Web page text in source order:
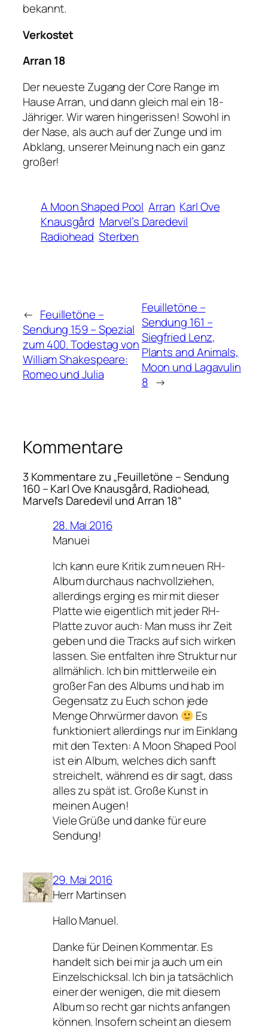
bekannt.
Verkostet
Arran 18
Der neueste Zugang der Core Range im
Hause Arran, und dann gleich mal ein 18-
Jähriger. Wir waren hingerissen! Sowohl in
der Nase, als auch auf der Zunge und im
Abklang, unserer Meinung nach ein ganz
großer!
A Moon Shaped Pool Arran Karl Ove
Knausgård Marvel’s Daredevil
Radiohead Sterben
← Feuilletöne –
Sendung 159 – Spezial
zum 400. Todestag von
William Shakespeare:
Romeo und Julia
Feuilletöne –
Sendung 161 –
Siegfried Lenz,
Plants and Animals,
Moon und Lagavulin
8 →
Kommentare
3 Kommentare zu „Feuilletöne – Sendung
160 – Karl Ove Knausgård, Radiohead,
Marvel’s Daredevil und Arran 18“
28. Mai 2016
Manuei
Ich kann eure Kritik zum neuen RH-
Album durchaus nachvollziehen,
allerdings erging es mir mit dieser
Platte wie eigentlich mit jeder RH-
Platte zuvor auch: Man muss ihr Zeit
geben und die Tracks auf sich wirken
lassen. Sie entfalten ihre Struktur nur
allmählich. Ich bin mittlerweile ein
großer Fan des Albums und hab im
Gegensatz zu Euch schon jede
Menge Ohrwürmer davon
Es
funktioniert allerdings nur im Einklang
mit den Texten: A Moon Shaped Pool
ist ein Album, welches dich sanft
streichelt, während es dir sagt, dass
alles zu spät ist. Große Kunst in
meinen Augen!
Viele Grüße und danke für eure
Sendung!
29. Mai 2016
Herr Martinsen
Hallo Manuel.
Danke für Deinen Kommentar. Es
handelt sich bei mir ja auch um ein
Einzelschicksal. Ich bin ja tatsächlich
einer der wenigen, die mit diesem
Album so recht gar nichts anfangen
können. Insofern scheint an diesem